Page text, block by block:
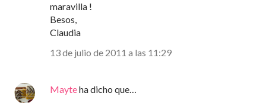
maravilla !
Besos,
Claudia
13 de julio de 2011 a las 11:29
Mayteha dicho que…